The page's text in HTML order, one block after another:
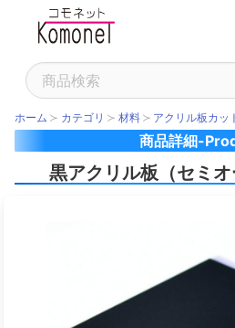
ホーム カテゴリ 材料 アクリル板カッ
商品詳細-
黒アクリル板（セミオ